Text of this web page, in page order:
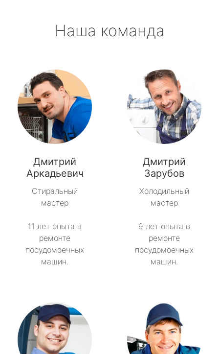
Наша команда
Дмитрий
Аркадьевич
Стиральный
мастер
11 лет опыта в
ремонте
посудомоечных
машин.
Дмитрий
Зарубов
Холодильный
мастер
9 лет опыта в
ремонте
посудомоечных
машин.